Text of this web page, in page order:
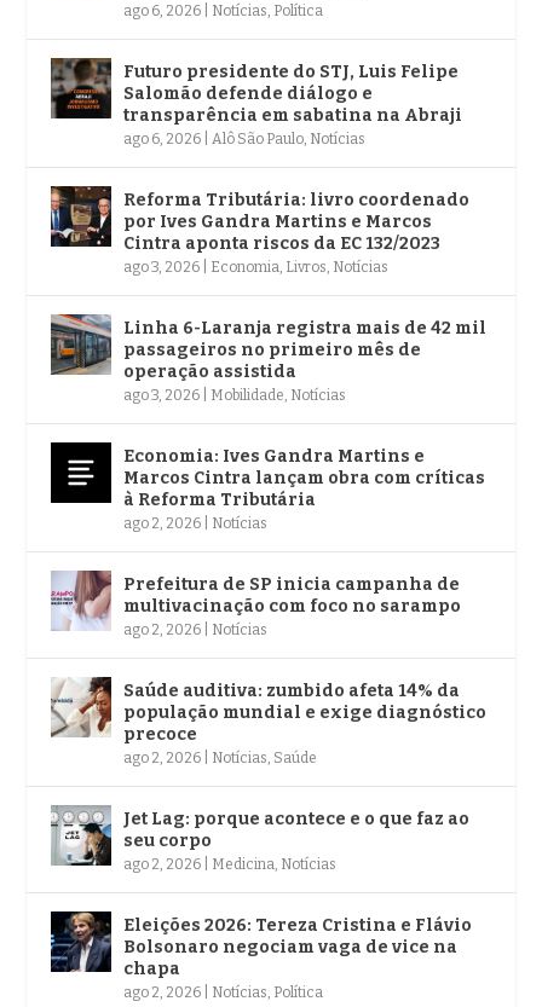
ago 6, 2026 Notícias Política
Futuro presidente do STJ, Luis Felipe
Salomão defende diálogo e
transparência em sabatina na Abraji
ago 6, 2026 Alô São Paulo Notícias
Reforma Tributária: livro coordenado
por Ives Gandra Martins e Marcos
Cintra aponta riscos da EC 132/2023
ago 3, 2026 Economia Livros Notícias
Linha 6-Laranja registra mais de 42 mil
passageiros no primeiro mês de
operação assistida
ago 3, 2026 Mobilidade Notícias
Economia: Ives Gandra Martins e
Marcos Cintra lançam obra com críticas
à Reforma Tributária
ago 2, 2026 Notícias
Prefeitura de SP inicia campanha de
multivacinação com foco no sarampo
ago 2, 2026 Notícias
Saúde auditiva: zumbido afeta 14% da
população mundial e exige diagnóstico
precoce
ago 2, 2026 Notícias Saúde
Jet Lag: porque acontece e o que faz ao
seu corpo
ago 2, 2026 Medicina Notícias
Eleições 2026: Tereza Cristina e Flávio
Bolsonaro negociam vaga de vice na
chapa
ago 2, 2026 Notícias Política